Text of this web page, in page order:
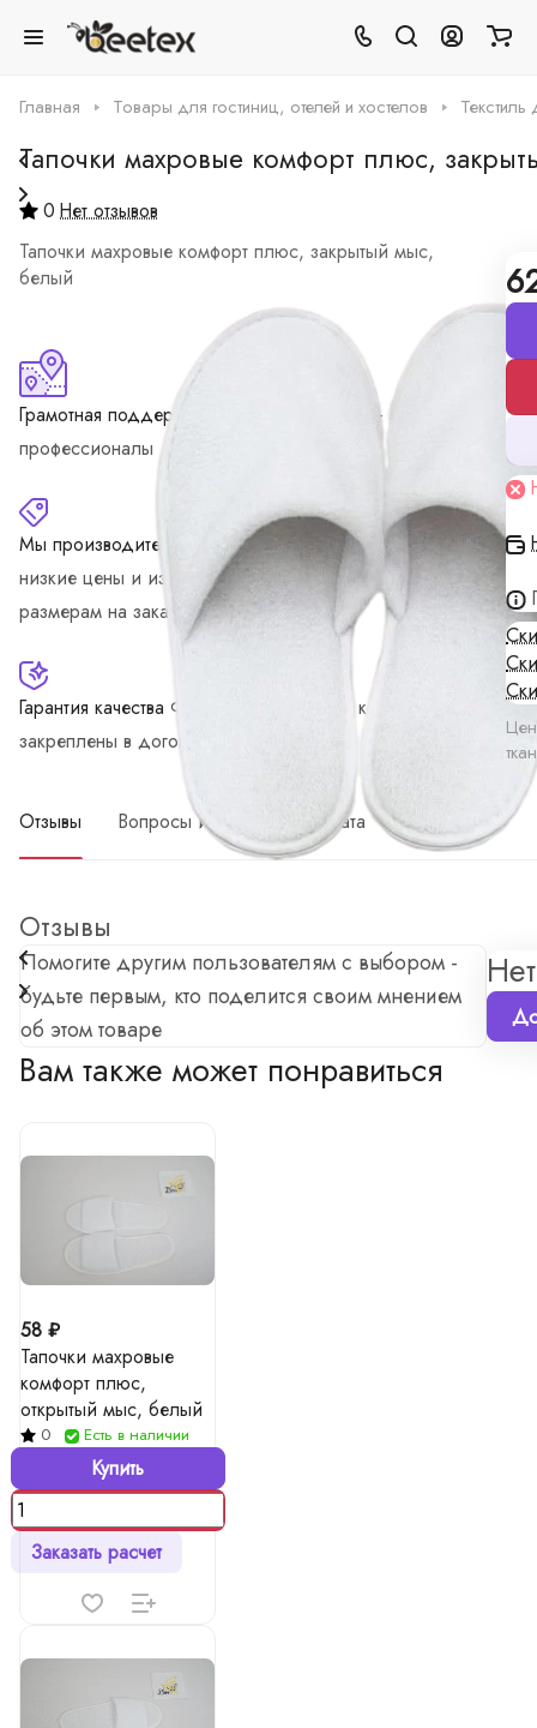
Главная Товары для гостиниц, отелей и хостелов Текстиль
Тапочки махровые комфорт плюс,
0 Нет отзывов
Тапочки махровые комфорт плюс, закрытый мыс,
белый
Грамотная поддержка
Наши специалисты -
профессионалы
Мы производитель
А это значит можем предложить
низкие цены и изготовление по индивидуальным
размерам на заказ
Гарантия качества Финансовые гарантия качества
закреплены в договоре поставки
Отзывы Вопросы и ответы Оплата Доставка
Отзывы
Помогите другим пользователям с выбором -
будьте первым, кто поделится своим мнением
об этом товаре
Вам также может понравиться
58 ₽
Тапочки махровые
комфорт плюс,
открытый мыс, белый
0 Есть в наличии
Купить
Заказать расчет